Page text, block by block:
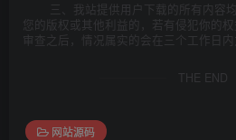
三、我站提供用户下载的所有内容
您的版权或其他利益的，若有侵犯你的权
审查之后，情况属实的会在三个工作日内
THE END
网站源码